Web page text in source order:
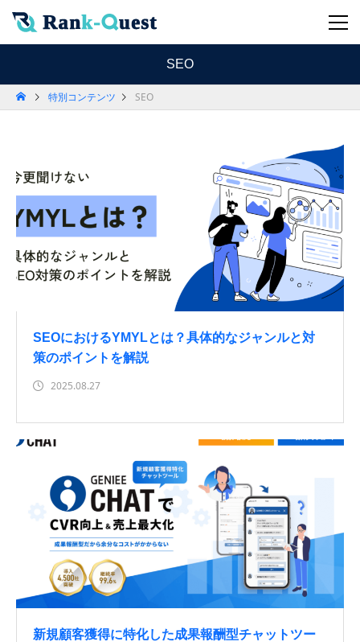
SEO
特別コンテンツ SEO
SEOにおけるYMYLとは？具体的なジャンルと対
策のポイントを解説
2025.08.27
新規顧客獲得に特化した成果報酬型チャットツー